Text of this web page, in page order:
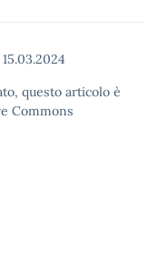
15.03.2024
questo articolo è
Commons